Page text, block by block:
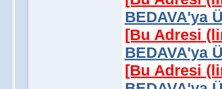
BEDAVA'ya
[Bu Adresi
BEDAVA'ya
[Bu Adresi